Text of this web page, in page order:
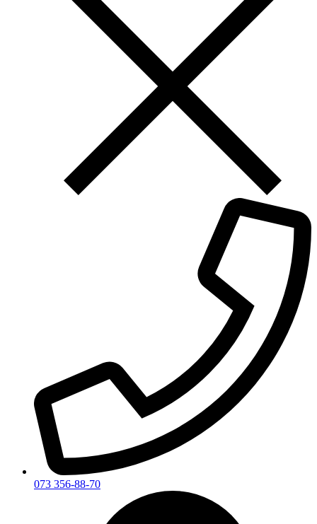
073 356-88-70